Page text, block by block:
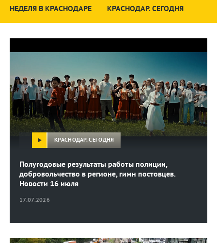
НЕДЕЛЯ В КРАСНОДАРЕ КРАСНОДАР. СЕГОДНЯ
17.07.2026
Полугодовые результаты работы полиции,
добровольчество в регионе, гимн постовцев.
Новости 16 июля
КРАСНОДАР. СЕГОДНЯ